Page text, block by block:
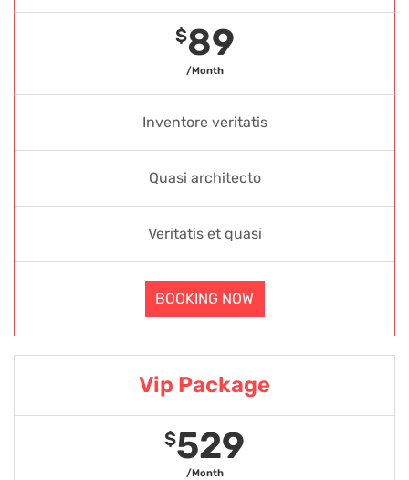
$89
/Month
Inventore veritatis
Quasi architecto
Veritatis et quasi
BOOKING NOW
Vip Package
$529
/Month